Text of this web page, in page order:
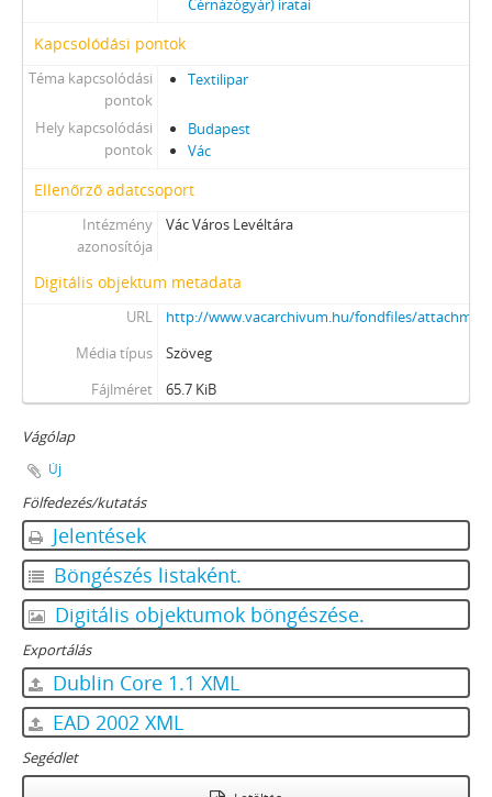
Cérnázógyár) iratai
Kapcsolódási pontok
Téma kapcsolódási
pontok
Textilipar
Hely kapcsolódási
pontok
Budapest
Vác
Ellenőrző adatcsoport
Intézmény
azonosítója
Vác Város Levéltára
Digitális objektum metadata
URL
http://www.vacarchivum.hu/fondfiles/
Média típus
Szöveg
Fájlméret
65.7 KiB
Vágólap
Új
Fölfedezés/kutatás
Jelentések
Böngészés listaként.
Digitális objektumok böngészése.
Exportálás
Dublin Core 1.1 XML
EAD 2002 XML
Segédlet